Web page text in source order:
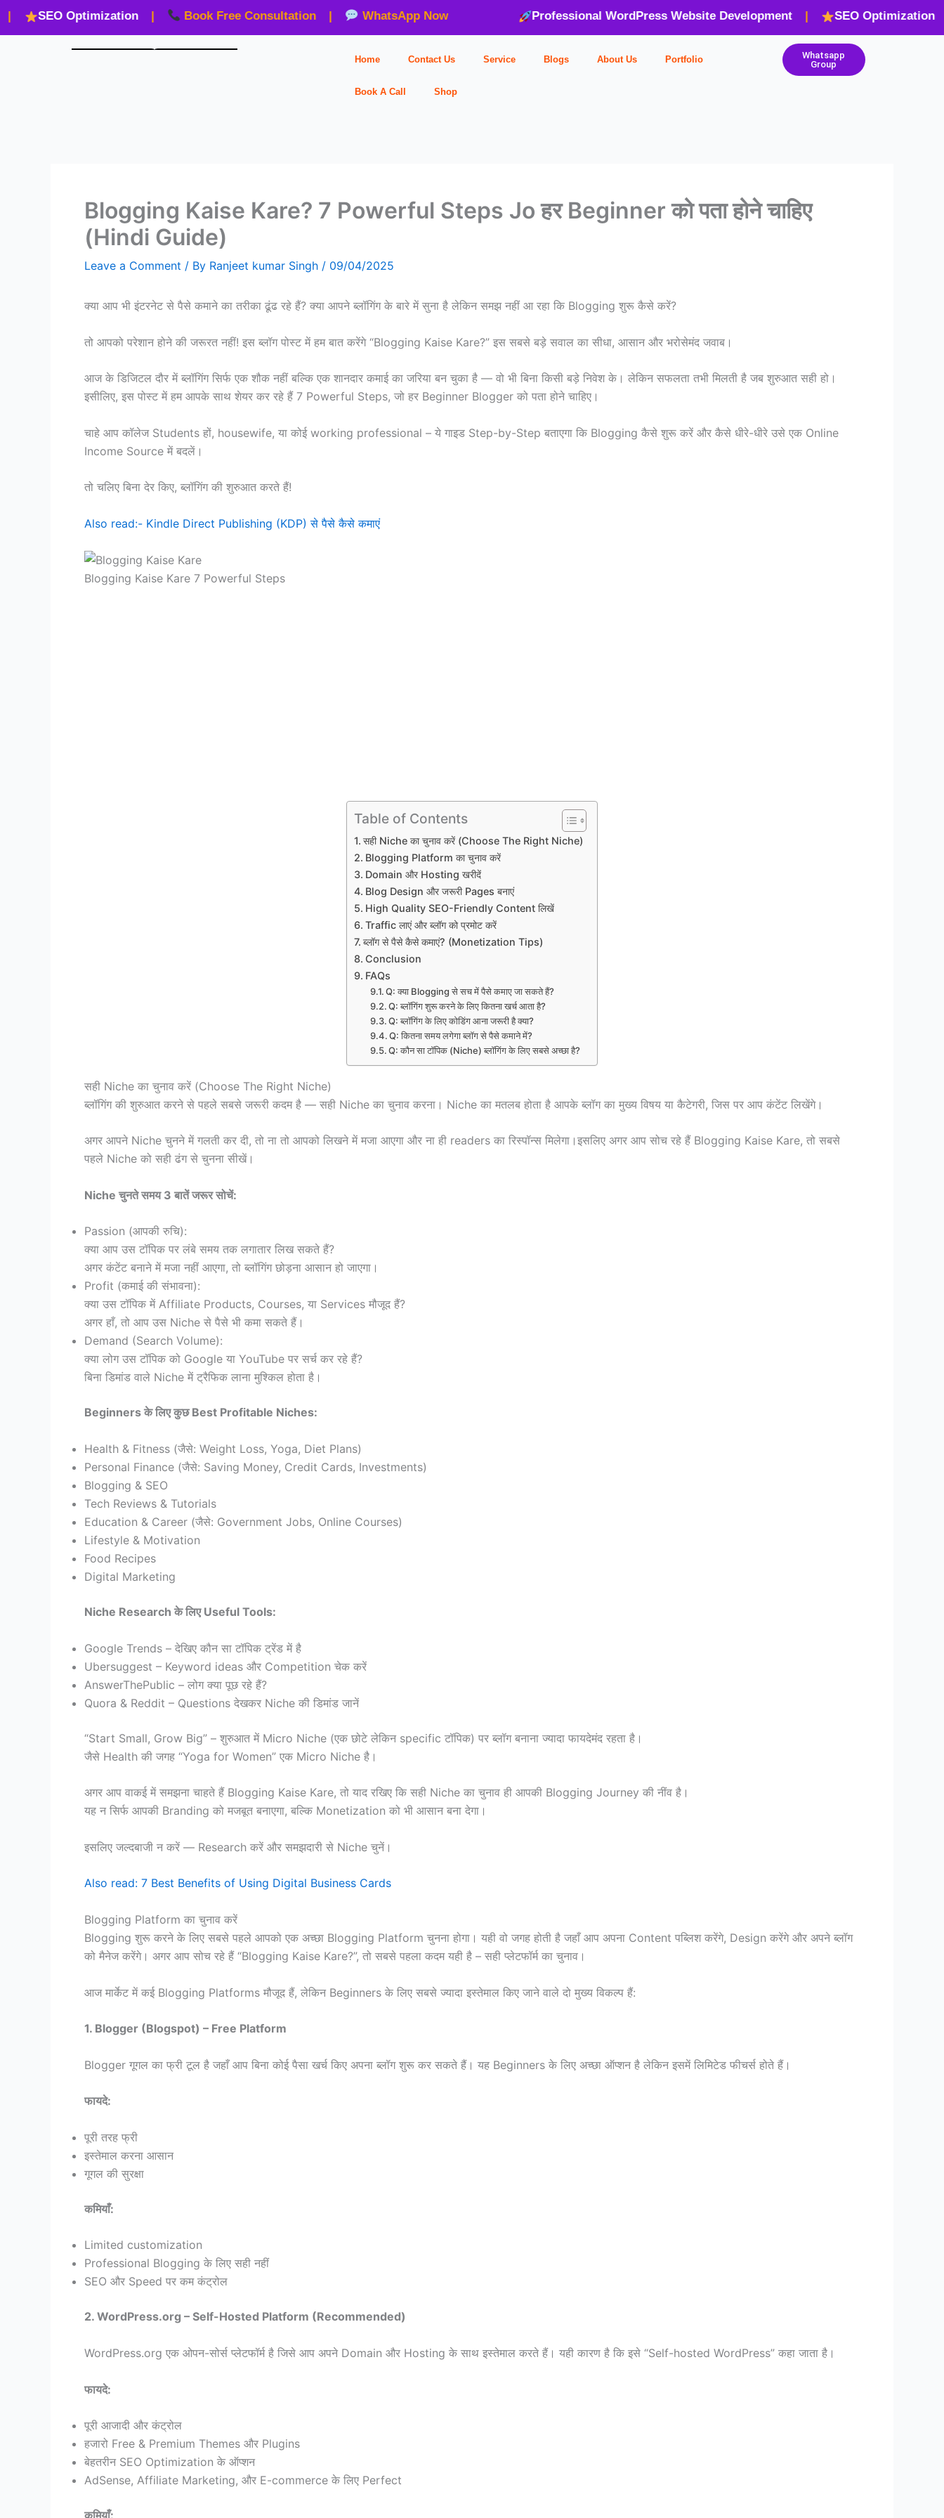
Skip
to
SEO Optimization | Book Free Consultation | WhatsApp Now Professional WordPress Website Development | SEO Optimization |
Home Contact Us Service Blogs About Us Portfolio
Book A Call Shop
Whatsapp
Group
Blogging Kaise Kare? 7 Powerful Steps Jo हर Beginner को पता होने चाहिए
(Hindi Guide)
Leave a Comment / By Ranjeet kumar Singh / 09/04/2025
क्या आप भी इंटरनेट से पैसे कमाने का तरीका ढूंढ रहे हैं? क्या आपने ब्लॉगिंग के बारे में सुना है लेकिन समझ नहीं आ रहा कि Blogging शुरू कैसे करें?
तो आपको परेशान होने की जरूरत नहीं! इस ब्लॉग पोस्ट में हम बात करेंगे “Blogging Kaise Kare?” इस सबसे बड़े सवाल का सीधा, आसान और भरोसेमंद जवाब।
आज के डिजिटल दौर में ब्लॉगिंग सिर्फ एक शौक नहीं बल्कि एक शानदार कमाई का जरिया बन चुका है — वो भी बिना किसी बड़े निवेश के। लेकिन सफलता तभी मिलती है जब शुरुआत सही हो।
इसीलिए, इस पोस्ट में हम आपके साथ शेयर कर रहे हैं 7 Powerful Steps, जो हर Beginner Blogger को पता होने चाहिए।
चाहे आप कॉलेज Students हों, housewife, या कोई working professional – ये गाइड Step-by-Step बताएगा कि Blogging कैसे शुरू करें और कैसे धीरे-धीरे उसे एक Online
Income Source में बदलें।
तो चलिए बिना देर किए, ब्लॉगिंग की शुरुआत करते हैं!
Also read:- Kindle Direct Publishing (KDP) से पैसे कैसे कमाएं
Blogging Kaise Kare 7 Powerful Steps
Table of Contents
सही Niche का चुनाव करें (Choose The Right Niche)
Blogging Platform का चुनाव करें
Domain और Hosting खरीदें
Blog Design और जरूरी Pages बनाएं
High Quality SEO-Friendly Content लिखें
Traffic लाएं और ब्लॉग को प्रमोट करें
ब्लॉग से पैसे कैसे कमाएं? (Monetization Tips)
Conclusion
FAQs
Q: क्या Blogging से सच में पैसे कमाए जा सकते हैं?
Q: ब्लॉगिंग शुरू करने के लिए कितना खर्च आता है?
Q: ब्लॉगिंग के लिए कोडिंग आना जरूरी है क्या?
Q: कितना समय लगेगा ब्लॉग से पैसे कमाने में?
Q: कौन सा टॉपिक (Niche) ब्लॉगिंग के लिए सबसे अच्छा है?
सही Niche का चुनाव करें (Choose The Right Niche)
ब्लॉगिंग की शुरुआत करने से पहले सबसे जरूरी कदम है — सही Niche का चुनाव करना। Niche का मतलब होता है आपके ब्लॉग का मुख्य विषय या कैटेगरी, जिस पर आप कंटेंट लिखेंगे।
अगर आपने Niche चुनने में गलती कर दी, तो ना तो आपको लिखने में मजा आएगा और ना ही readers का रिस्पॉन्स मिलेगा।इसलिए अगर आप सोच रहे हैं Blogging Kaise Kare, तो सबसे
पहले Niche को सही ढंग से चुनना सीखें।
Niche चुनते समय 3 बातें जरूर सोचें:
Passion (आपकी रुचि):
क्या आप उस टॉपिक पर लंबे समय तक लगातार लिख सकते हैं?
अगर कंटेंट बनाने में मजा नहीं आएगा, तो ब्लॉगिंग छोड़ना आसान हो जाएगा।
Profit (कमाई की संभावना):
क्या उस टॉपिक में Affiliate Products, Courses, या Services मौजूद हैं?
अगर हाँ, तो आप उस Niche से पैसे भी कमा सकते हैं।
Demand (Search Volume):
क्या लोग उस टॉपिक को Google या YouTube पर सर्च कर रहे हैं?
बिना डिमांड वाले Niche में ट्रैफिक लाना मुश्किल होता है।
Beginners के लिए कुछ Best Profitable Niches:
Health & Fitness (जैसे: Weight Loss, Yoga, Diet Plans)
Personal Finance (जैसे: Saving Money, Credit Cards, Investments)
Blogging & SEO
Tech Reviews & Tutorials
Education & Career (जैसे: Government Jobs, Online Courses)
Lifestyle & Motivation
Food Recipes
Digital Marketing
Niche Research के लिए Useful Tools:
Google Trends – देखिए कौन सा टॉपिक ट्रेंड में है
Ubersuggest – Keyword ideas और Competition चेक करें
AnswerThePublic – लोग क्या पूछ रहे हैं?
Quora & Reddit – Questions देखकर Niche की डिमांड जानें
“Start Small, Grow Big” – शुरुआत में Micro Niche (एक छोटे लेकिन specific टॉपिक) पर ब्लॉग बनाना ज्यादा फायदेमंद रहता है।
जैसे Health की जगह “Yoga for Women” एक Micro Niche है।
अगर आप वाकई में समझना चाहते हैं Blogging Kaise Kare, तो याद रखिए कि सही Niche का चुनाव ही आपकी Blogging Journey की नींव है।
यह न सिर्फ आपकी Branding को मजबूत बनाएगा, बल्कि Monetization को भी आसान बना देगा।
इसलिए जल्दबाजी न करें — Research करें और समझदारी से Niche चुनें।
Also read: 7 Best Benefits of Using Digital Business Cards
Blogging Platform का चुनाव करें
Blogging शुरू करने के लिए सबसे पहले आपको एक अच्छा Blogging Platform चुनना होगा। यही वो जगह होती है जहाँ आप अपना Content पब्लिश करेंगे, Design करेंगे और अपने ब्लॉग
को मैनेज करेंगे। अगर आप सोच रहे हैं “Blogging Kaise Kare?”, तो सबसे पहला कदम यही है – सही प्लेटफॉर्म का चुनाव।
आज मार्केट में कई Blogging Platforms मौजूद हैं, लेकिन Beginners के लिए सबसे ज्यादा इस्तेमाल किए जाने वाले दो मुख्य विकल्प हैं:
1. Blogger (Blogspot) – Free Platform
Blogger गूगल का फ्री टूल है जहाँ आप बिना कोई पैसा खर्च किए अपना ब्लॉग शुरू कर सकते हैं। यह Beginners के लिए अच्छा ऑप्शन है लेकिन इसमें लिमिटेड फीचर्स होते हैं।
फायदे:
पूरी तरह फ्री
इस्तेमाल करना आसान
गूगल की सुरक्षा
कमियाँ:
Limited customization
Professional Blogging के लिए सही नहीं
SEO और Speed पर कम कंट्रोल
2. WordPress.org – Self-Hosted Platform (Recommended)
WordPress.org एक ओपन-सोर्स प्लेटफॉर्म है जिसे आप अपने Domain और Hosting के साथ इस्तेमाल करते हैं। यही कारण है कि इसे “Self-hosted WordPress” कहा जाता है।
फायदे:
पूरी आजादी और कंट्रोल
हजारो Free & Premium Themes और Plugins
बेहतरीन SEO Optimization के ऑप्शन
AdSense, Affiliate Marketing, और E-commerce के लिए Perfect